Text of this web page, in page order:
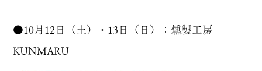
●10月12日（土）・13日（日）： 燻製工房
KUNMARU